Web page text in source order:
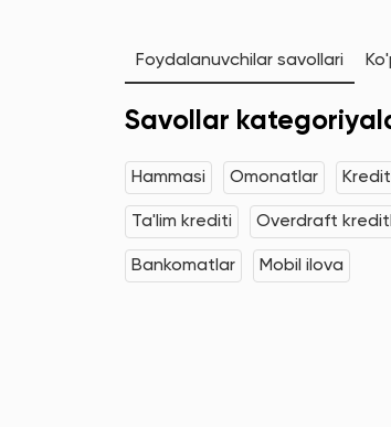
Foydalanuvchilar savollari
Savollar
Hammasi Omonatlar
Ta'lim krediti Overdraft
Bankomatlar Mobil ilova